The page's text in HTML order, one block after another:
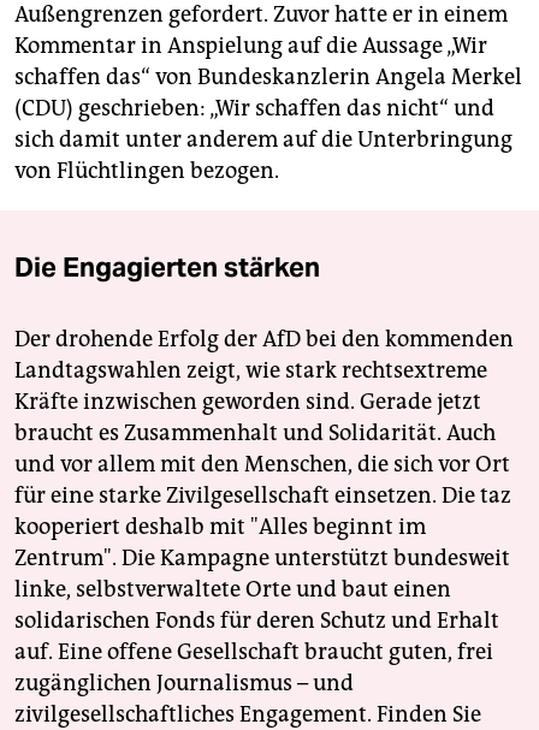
Außengrenzen gefordert. Zuvor hatte er in einem
Kommentar in Anspielung auf die Aussage „Wir
schaffen das“ von Bundeskanzlerin Angela Merkel
(CDU) geschrieben: „Wir schaffen das nicht“ und
sich damit unter anderem auf die Unterbringung
von Flüchtlingen bezogen.
Die Engagierten stärken
Der drohende Erfolg der AfD bei den kommenden
Landtagswahlen zeigt, wie stark rechtsextreme
Kräfte inzwischen geworden sind. Gerade jetzt
braucht es Zusammenhalt und Solidarität. Auch
und vor allem mit den Menschen, die sich vor Ort
für eine starke Zivilgesellschaft einsetzen. Die taz
kooperiert deshalb mit "Alles beginnt im
Zentrum". Die Kampagne unterstützt bundesweit
linke, selbstverwaltete Orte und baut einen
solidarischen Fonds für deren Schutz und Erhalt
auf. Eine offene Gesellschaft braucht guten, frei
zugänglichen Journalismus – und
zivilgesellschaftliches Engagement. Finden Sie